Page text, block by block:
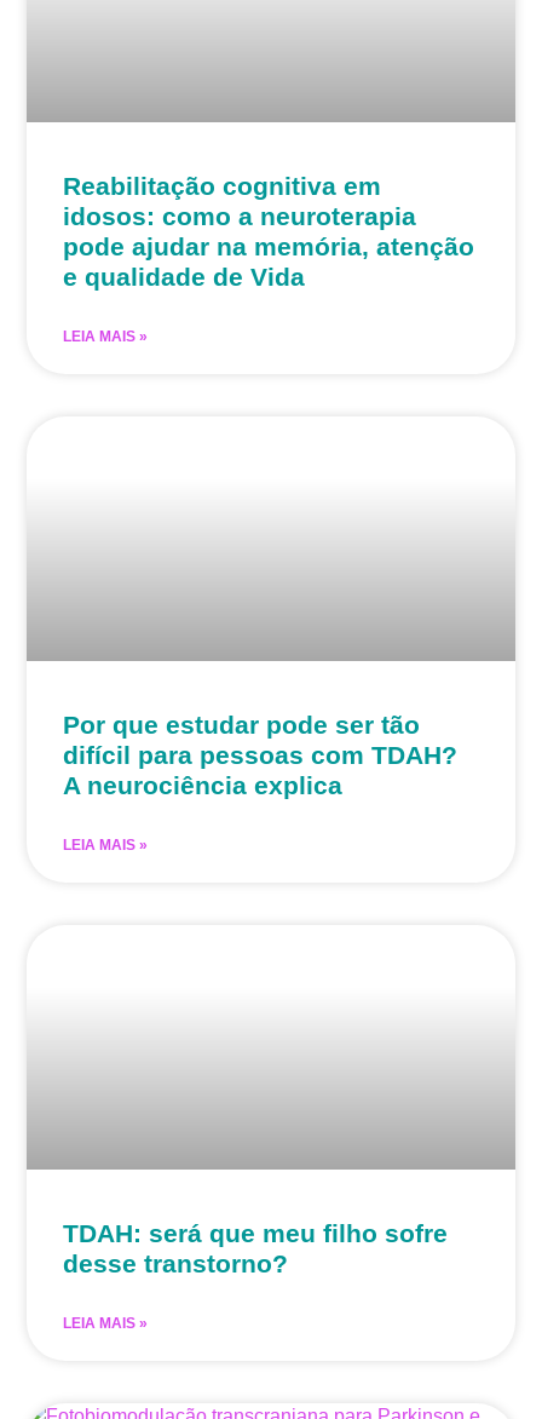
Reabilitação cognitiva em
idosos: como a neuroterapia
pode ajudar na memória, atenção
e qualidade de Vida
LEIA MAIS »
Por que estudar pode ser tão
difícil para pessoas com TDAH?
A neurociência explica
LEIA MAIS »
TDAH: será que meu filho sofre
desse transtorno?
LEIA MAIS »